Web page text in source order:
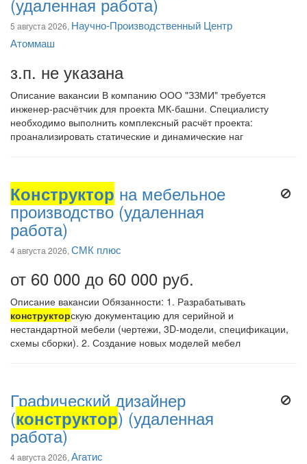
(удаленная работа)
5 августа 2026, Научно-Производственный Центр
Атоммаш
з.п. не указана
Описание вакансии В компанию ООО "ЗЗМИ" требуется
инженер-расчётчик для проекта МК-башни. Специалисту
необходимо выполнить комплексный расчёт проекта:
проанализировать статические и динамические наг
Конструктор на мебельное
производство (удаленная
работа)
4 августа 2026, СМК плюс
от 60 000 до 60 000 руб.
Описание вакансии Обязанности: 1. Разрабатывать
конструкторскую документацию для серийной и
нестандартной мебели (чертежи, 3D-модели, спецификации,
схемы сборки). 2. Создание новых моделей мебел
Графический дизайнер
(конструктор) (удаленная
работа)
4 августа 2026, Агатис